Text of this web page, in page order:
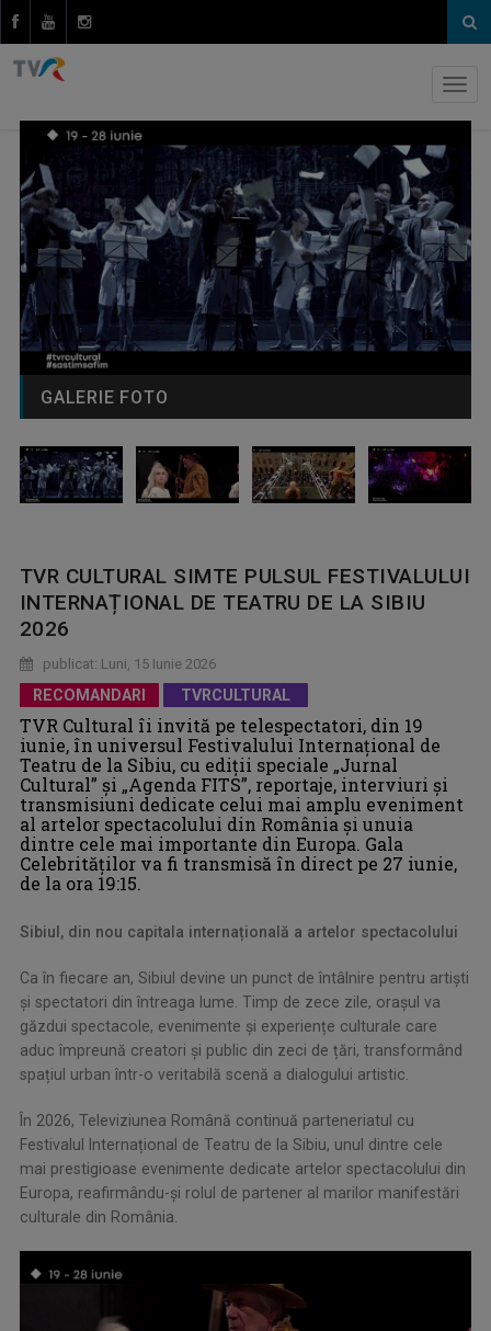
GALERIE FOTO
TVR CULTURAL SIMTE PULSUL FESTIVALULUI
INTERNAȚIONAL DE TEATRU DE LA SIBIU
2026
publicat: Luni, 15 Iunie 2026
RECOMANDARI TVRCULTURAL
TVR Cultural îi invită pe telespectatori, din 19
iunie, în universul Festivalului Internațional de
Teatru de la Sibiu, cu ediții speciale „Jurnal
Cultural” și „Agenda FITS”, reportaje, interviuri și
transmisiuni dedicate celui mai amplu eveniment
al artelor spectacolului din România și unuia
dintre cele mai importante din Europa. Gala
Celebrităților va fi transmisă în direct pe 27 iunie,
de la ora 19:15.
Sibiul, din nou capitala internațională a artelor spectacolului
Ca în fiecare an, Sibiul devine un punct de întâlnire pentru artiști
și spectatori din întreaga lume. Timp de zece zile, orașul va
găzdui spectacole, evenimente și experiențe culturale care
aduc împreună creatori și public din zeci de țări, transformând
spațiul urban într-o veritabilă scenă a dialogului artistic.
În 2026, Televiziunea Română continuă parteneriatul cu
Festivalul Internațional de Teatru de la Sibiu, unul dintre cele
mai prestigioase evenimente dedicate artelor spectacolului din
Europa, reafirmându-și rolul de partener al marilor manifestări
culturale din România.